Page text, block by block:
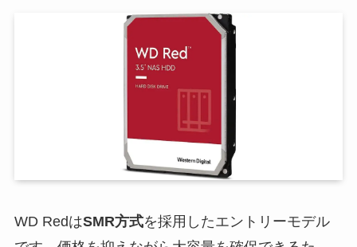
WD RedはSMR方式を採用したエントリーモデル